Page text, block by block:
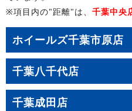
※項目内の"距離"は、 千葉中央
ホイールズ千葉市原店
千葉八千代店
千葉成田店